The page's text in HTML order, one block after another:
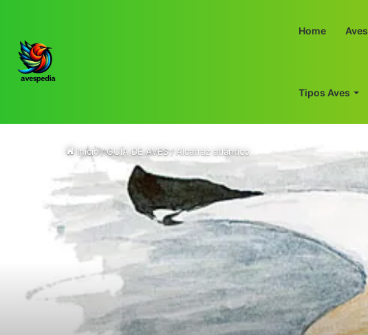
Home Aves
Tipos Aves
Inicio/GUÍA DE AVES/ Alcatraz atlántico